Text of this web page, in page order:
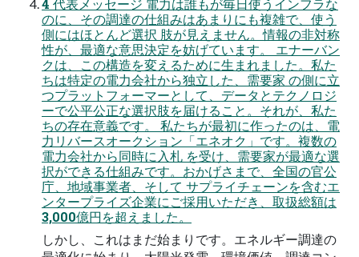
4 代表メッセージ 電力は誰もが毎日使うインフラな
のに、その調達の仕組みはあまりにも複雑で、使う
側にはほとんど選択 肢が見えません。情報の非対称
性が、最適な意思決定を妨げています。 エナーバン
クは、この構造を変えるために生まれました。私た
ちは特定の電力会社から独立した、需要家 の側に立
つプラットフォーマーとして、データとテクノロジ
ーで公平公正な選択肢を届けること。それが、私た
ちの存在意義です。 私たちが最初に作ったのは、電
力リバースオークション「エネオク」です。複数の
電力会社から同時に入札 を受け、需要家が最適な選
択ができる仕組みです。おかげさまで、全国の官公
庁、地域事業者、そして サプライチェーンを含むエ
ンタープライズ企業にご採用いただき、取扱総額は
3,000億円を超えました。
しかし、これはまだ始まりです。エネルギー調達の